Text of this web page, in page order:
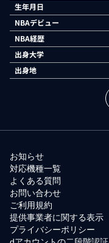
生年月日
NBAデビュー
NBA経歴
出身大学
出身地
お知らせ
対応機種一覧
よくある質問
お問い合わせ
ご利用規約
提供事業者に関する表示
プライバシーポリシー